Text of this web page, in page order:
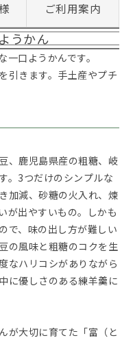
ご利用案内
うかん
口ようかんです。
引きます。手土産やプチ
、鹿児島県産の粗糖、岐
。3つだけのシンプルな
加減、砂糖の火入れ、煉
が出やすいもの。しかも
で、味の出し方が難しい
の風味と粗糖のコクを生
なハリコシがありながら
に優しさのある練羊羹に
が大切に育てた「富（と